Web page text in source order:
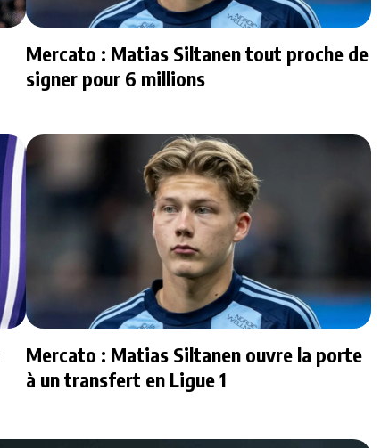
Mercato : Matias Siltanen tout proche de
signer pour 6 millions
Mercato : Matias Siltanen ouvre la porte
à un transfert en Ligue 1